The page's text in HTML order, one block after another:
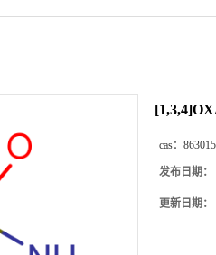
cas：
发布日期：
更新日期：